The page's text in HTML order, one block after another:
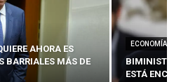
AHORA ES
BARRIALES MÁS DE
ECONOMÍA
BIMINISTRO
ESTÁ